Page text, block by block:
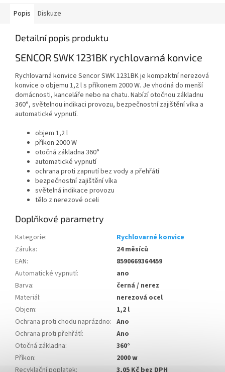
Popis Diskuze
Detailní popis produktu
SENCOR SWK 1231BK rychlovarná konvice
Rychlovarná konvice Sencor SWK 1231BK je kompaktní nerezová
konvice o objemu 1,2 l s příkonem 2000 W. Je vhodná do menší
domácnosti, kanceláře nebo na chatu. Nabízí otočnou základnu
360°, světelnou indikaci provozu, bezpečnostní zajištění víka a
automatické vypnutí.
objem 1,2 l
příkon 2000 W
otočná základna 360°
automatické vypnutí
ochrana proti zapnutí bez vody a přehřátí
bezpečnostní zajištění víka
světelná indikace provozu
tělo z nerezové oceli
Doplňkové parametry
Kategorie:
Rychlovarné konvice
Záruka:
24 měsíců
EAN:
8590669364459
Automatické vypnutí:
ano
Barva:
černá / nerez
Materiál:
nerezová ocel
Objem:
1,2 l
Ochrana proti chodu naprázdno: Ano
Ochrana proti přehřátí:
Ano
Otočná základna:
360°
Příkon:
2000 w
Recyklační poplatek: 3,05 Kč bez DPH